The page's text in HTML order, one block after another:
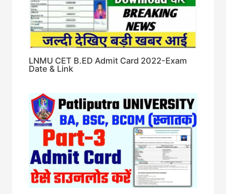
LNMU CET B.ED Admit Card 2022-Exam
Date & Link